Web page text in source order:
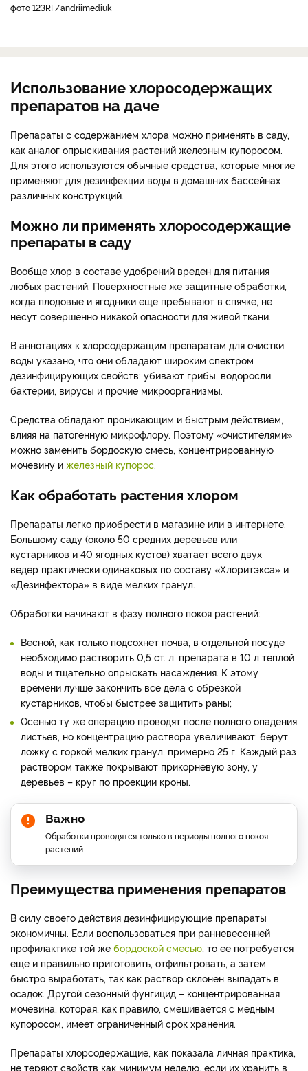
фото 123RF/andriimediuk
Использование хлоросодержащих
препаратов на даче
Препараты с содержанием хлора можно применять в саду,
как аналог опрыскивания растений железным купоросом.
Для этого используются обычные средства, которые многие
применяют для дезинфекции воды в домашних бассейнах
различных конструкций.
Можно ли применять хлоросодержащие
препараты в саду
Вообще хлор в составе удобрений вреден для питания
любых растений. Поверхностные же защитные обработки,
когда плодовые и ягодники еще пребывают в спячке, не
несут совершенно никакой опасности для живой ткани.
В аннотациях к хлорсодержащим препаратам для очистки
воды указано, что они обладают широким спектром
дезинфицирующих свойств: убивают грибы, водоросли,
бактерии, вирусы и прочие микроорганизмы.
Средства обладают проникающим и быстрым действием,
влияя на патогенную микрофлору. Поэтому «очистителями»
можно заменить бордоскую смесь, концентрированную
мочевину и железный купорос
Как обработать растения хлором
Препараты легко приобрести в магазине или в интернете.
Большому саду (около 50 средних деревьев или
кустарников и 40 ягодных кустов) хватает всего двух
ведер практически одинаковых по составу «Хлоритэкса» и
«Дезинфектора» в виде мелких гранул.
Обработки начинают в фазу полного покоя растений:
Весной, как только подсохнет почва, в отдельной посуде
необходимо растворить 0,5 ст. л. препарата в 10 л теплой
воды и тщательно опрыскать насаждения. К этому
времени лучше закончить все дела с обрезкой
кустарников, чтобы быстрее защитить раны;
Осенью ту же операцию проводят после полного опадения
листьев, но концентрацию раствора увеличивают: берут
ложку с горкой мелких гранул, примерно 25 г. Каждый раз
раствором также покрывают прикорневую зону, у
деревьев – круг по проекции кроны.
Важно
Обработки проводятся только в периоды полного покоя
растений.
Преимущества применения препаратов
В силу своего действия дезинфицирующие препараты
экономичны. Если воспользоваться при ранневесенней
профилактике той же бордоской смесью , то ее потребуется
еще и правильно приготовить, отфильтровать, а затем
быстро выработать, так как раствор склонен выпадать в
осадок. Другой сезонный фунгицид – концентрированная
мочевина, которая, как правило, смешивается с медным
купоросом, имеет ограниченный срок хранения.
Препараты хлорсодержащие, как показала личная практика,
не теряют свойств как минимум неделю, если их хранить в